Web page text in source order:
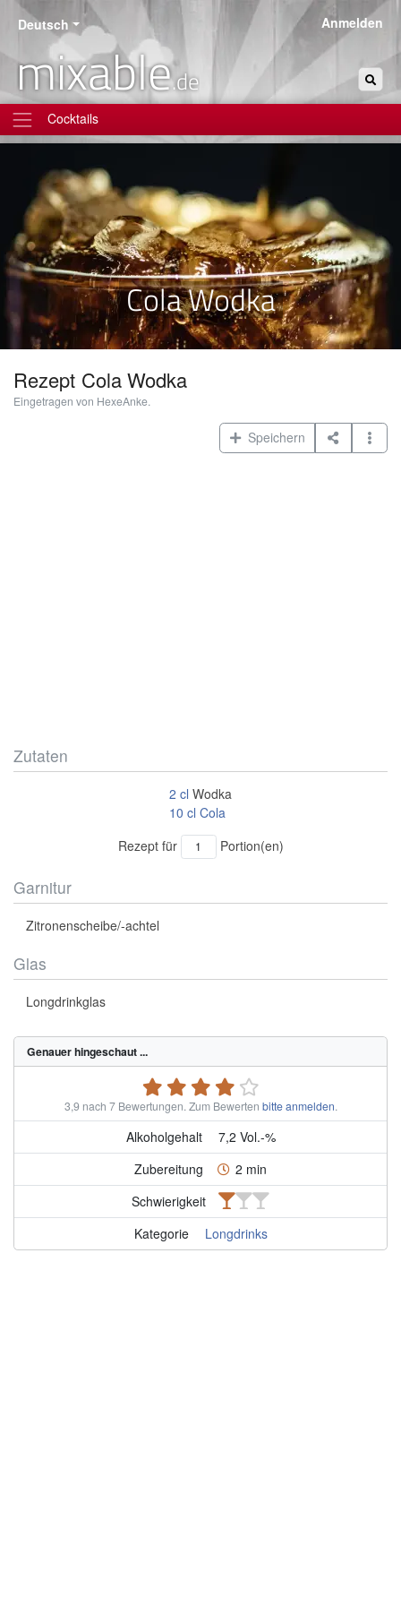
Deutsch
mixable.de
Anmelden
Cocktails
Cola Wodka
Rezept Cola Wodka
Eingetragen von HexeAnke.
Speichern
Zutaten
2 cl Wodka
10 cl Cola
Rezept für
Portion(en)
Garnitur
Zitronenscheibe/-achtel
Glas
Longdrinkglas
Genauer hingeschaut ...
3,9 nach 7 Bewertungen. Zum Bewerten bitte anmelden.
Alkoholgehalt
7,2 Vol.-%
Zubereitung
2 min
Schwierigkeit
Kategorie
Longdrinks